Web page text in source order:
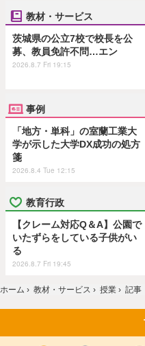
教材・サービス
茨城県の公立7校で校長を公
募、教員免許不問…エン
2026.8.7 Fri 19:15
事例
「地方・単科」の室蘭工業大
学が示した大学DX成功の処方
箋
2026.8.4 Tue 12:15
教育行政
【クレーム対応Q＆A】公園で
いたずらをしている子供がい
る
2026.8.7 Fri 19:45
ホーム › 教材・サービス › 授業 › 記事